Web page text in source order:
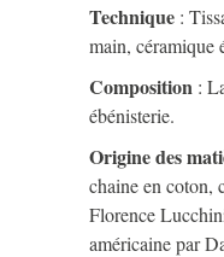
Technique :
main, céramique
Composition :
ébénisterie.
Origine des
chaine en coton,
Florence
américaine par